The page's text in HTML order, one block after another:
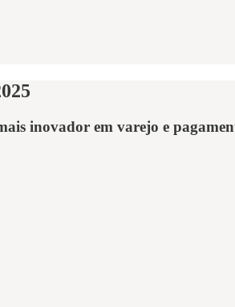
inovador em varejo e